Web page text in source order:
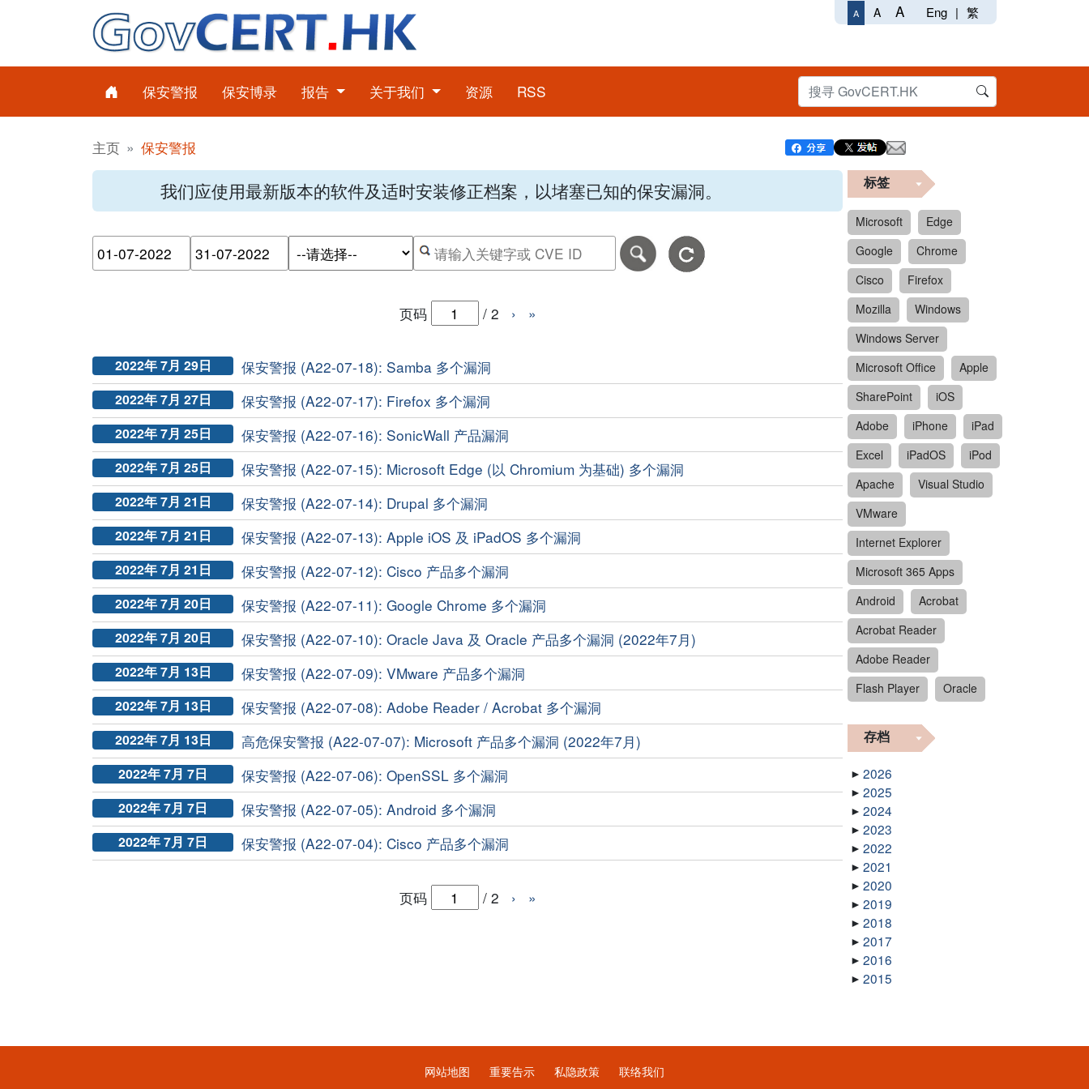
A A A Eng | 繁
保安警报 保安博录 报告 关于我们 资源 RSS
主页 保安警报
我们应使用最新版本的软件及适时安装修正档案，以堵塞已知的保安漏洞。
请输入搜索日期范围的开始日期，格式为-日日-月月-年年年年。
请输入搜索日期范围的结束日期，格式为-日日-月月-年年年年。
按关键字或 CVE ID 搜寻保安警报
页码 / 2 › »
2022年 7月 29日 保安警报 (A22-07-18): Samba 多个漏洞
2022年 7月 27日 保安警报 (A22-07-17): Firefox 多个漏洞
2022年 7月 25日 保安警报 (A22-07-16): SonicWall 产品漏洞
2022年 7月 25日 保安警报 (A22-07-15): Microsoft Edge (以 Chromium 为基础) 多个漏洞
2022年 7月 21日 保安警报 (A22-07-14): Drupal 多个漏洞
2022年 7月 21日 保安警报 (A22-07-13): Apple iOS 及 iPadOS 多个漏洞
2022年 7月 21日 保安警报 (A22-07-12): Cisco 产品多个漏洞
2022年 7月 20日 保安警报 (A22-07-11): Google Chrome 多个漏洞
2022年 7月 20日 保安警报 (A22-07-10): Oracle Java 及 Oracle 产品多个漏洞 (2022年7月)
2022年 7月 13日 保安警报 (A22-07-09): VMware 产品多个漏洞
2022年 7月 13日 保安警报 (A22-07-08): Adobe Reader / Acrobat 多个漏洞
2022年 7月 13日 高危保安警报 (A22-07-07): Microsoft 产品多个漏洞 (2022年7月)
2022年 7月 7日 保安警报 (A22-07-06): OpenSSL 多个漏洞
2022年 7月 7日 保安警报 (A22-07-05): Android 多个漏洞
2022年 7月 7日 保安警报 (A22-07-04): Cisco 产品多个漏洞
页码 / 2 › »
标签
Microsoft
Edge
Google
Chrome
Cisco
Firefox
Mozilla
Windows
Windows Server
Microsoft Office
Apple
SharePoint
iOS
Adobe
iPhone
iPad
Excel
iPadOS
iPod
Apache
Visual Studio
VMware
Internet Explorer
Microsoft 365 Apps
Android
Acrobat
Acrobat Reader
Adobe Reader
Flash Player
Oracle
存档
2026
2025
2024
2023
2022
2021
2020
2019
2018
2017
2016
2015
网站地图 重要告示 私隐政策 联络我们